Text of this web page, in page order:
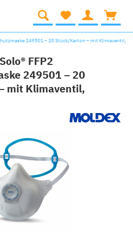
249501 – 20 Stück/Karton – mit Klimaventil,
FFP2
249501 – 20
mit Klimaventil,